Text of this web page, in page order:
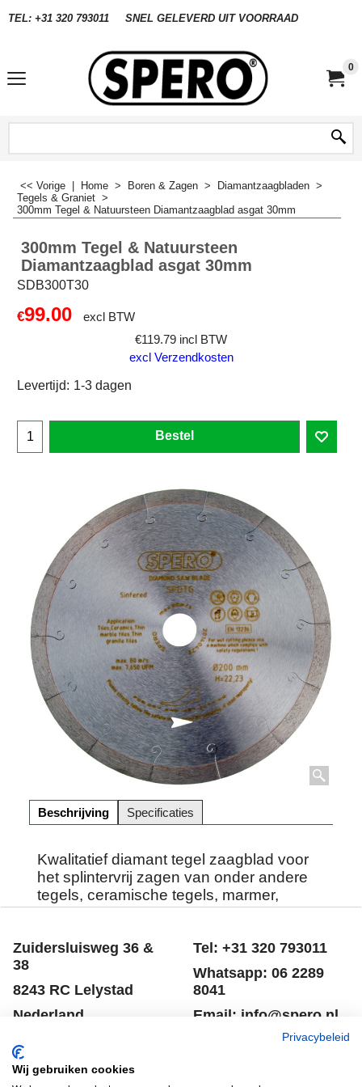
TEL: +31 320 793011 SNEL GELEVERD UIT VOORRAAD
0
<< Vorige Home > Boren & Zagen > Diamantzaagbladen >
Tegels & Graniet >
300mm Tegel & Natuursteen Diamantzaagblad asgat 30mm
300mm Tegel & Natuursteen
Diamantzaagblad asgat 30mm
SDB300T30
€99.00
excl BTW
€119.79 incl BTW
excl Verzendkosten
Levertijd: 1-3 dagen
Bestel
Beschrijving Specificaties
Kwalitatief diamant tegel zaagblad voor
het splintervrij zagen van onder andere
tegels, ceramische tegels, marmer,
natuursteen, hardsteen graniet etc.
Zuidersluisweg 36 &
38
8243 RC Lelystad
Nederland
Informatie
Tel: +31 320 793011
Whatsapp: 06 2289
8041
Email: info@spero.nl
Winkelmandje
Contact
Privacybeleid
Wij gebruiken cookies